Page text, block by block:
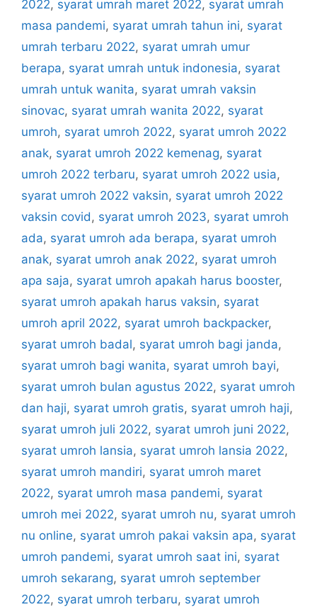
2022, syarat umrah maret 2022, syarat umrah
masa pandemi, syarat umrah tahun ini, syarat
umrah terbaru 2022, syarat umrah umur
berapa, syarat umrah untuk indonesia, syarat
umrah untuk wanita, syarat umrah vaksin
sinovac, syarat umrah wanita 2022, syarat
umroh, syarat umroh 2022, syarat umroh 2022
anak, syarat umroh 2022 kemenag, syarat
umroh 2022 terbaru, syarat umroh 2022 usia,
syarat umroh 2022 vaksin, syarat umroh 2022
vaksin covid , syarat umroh 2023, syarat umroh
ada, syarat umroh ada berapa, syarat umroh
anak, syarat umroh anak 2022, syarat umroh
apa saja, syarat umroh apakah harus booster,
syarat umroh apakah harus vaksin, syarat
umroh april 2022, syarat umroh backpacker,
syarat umroh badal, syarat umroh bagi janda,
syarat umroh bagi wanita, syarat umroh bayi,
syarat umroh bulan agustus 2022, syarat umroh
dan haji, syarat umroh gratis, syarat umroh haji,
syarat umroh juli 2022, syarat umroh juni 2022,
syarat umroh lansia, syarat umroh lansia 2022,
syarat umroh mandiri, syarat umroh maret
2022, syarat umroh masa pandemi, syarat
umroh mei 2022, syarat umroh nu, syarat umroh
nu online, syarat umroh pakai vaksin apa, syarat
umroh pandemi, syarat umroh saat ini, syarat
umroh sekarang, syarat umroh september
2022, syarat umroh terbaru, syarat umroh